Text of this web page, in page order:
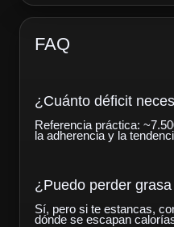
FAQ
¿Cuánto déficit
Referencia práctica:
la adherencia y la
¿Puedo perder
Sí, pero si te estancas,
dónde se escapan